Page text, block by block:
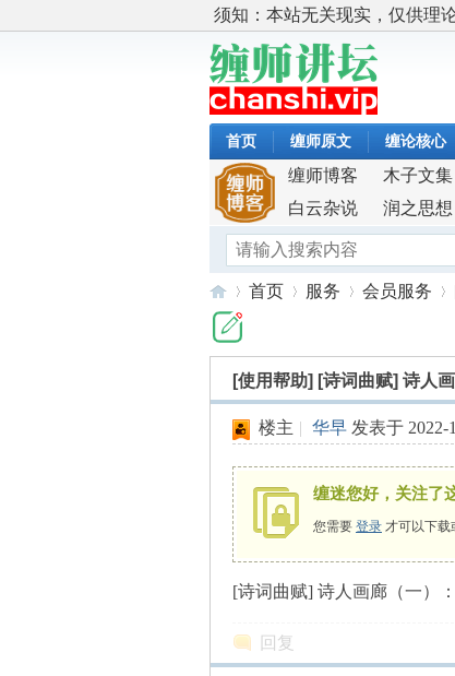
须知：本站无关现实，仅供理
首页 缠师原文 缠论核心
缠师博客
木子文集
白云杂说
润之思想
首页
›
服务
›
会员服务
›
[使用帮助] [诗词曲赋] 诗人
楼主 | 华早 发表于 2022-
缠迷您好，关注了
您需要 登录 才可以下载
[诗词曲赋] 诗人画廊（一）
回复